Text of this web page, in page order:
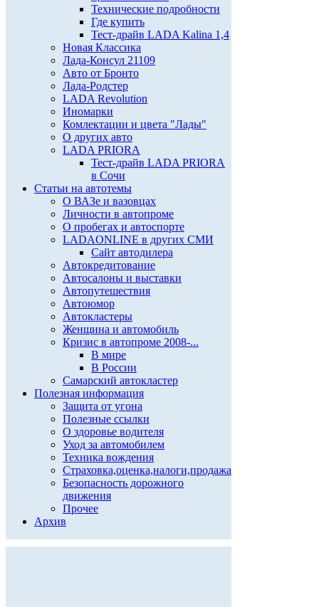
Технические подробности
Где купить
Тест-драйв LADA Kalina 1,4
Новая Классика
Лада-Консул 21109
Авто от Бронто
Лада-Родстер
LADA Revolution
Иномарки
Комлектации и цвета "Лады"
О других авто
LADA PRIORA
Тест-драйв LADA PRIORA
в Сочи
Статьи на автотемы
О ВАЗе и вазовцах
Личности в автопроме
О пробегах и автоспорте
LADAONLINE в других СМИ
Сайт автодилера
Автокредитование
Автосалоны и выставки
Автопутешествия
Автоюмор
Автокластеры
Женщина и автомобиль
Кризис в автопроме 2008-...
В мире
В России
Самарский автокластер
Полезная информация
Защита от угона
Полезные ссылки
О здоровье водителя
Уход за автомобилем
Техника вождения
Страховка,оценка,налоги,продажа
Безопасность дорожного
движения
Прочее
Архив